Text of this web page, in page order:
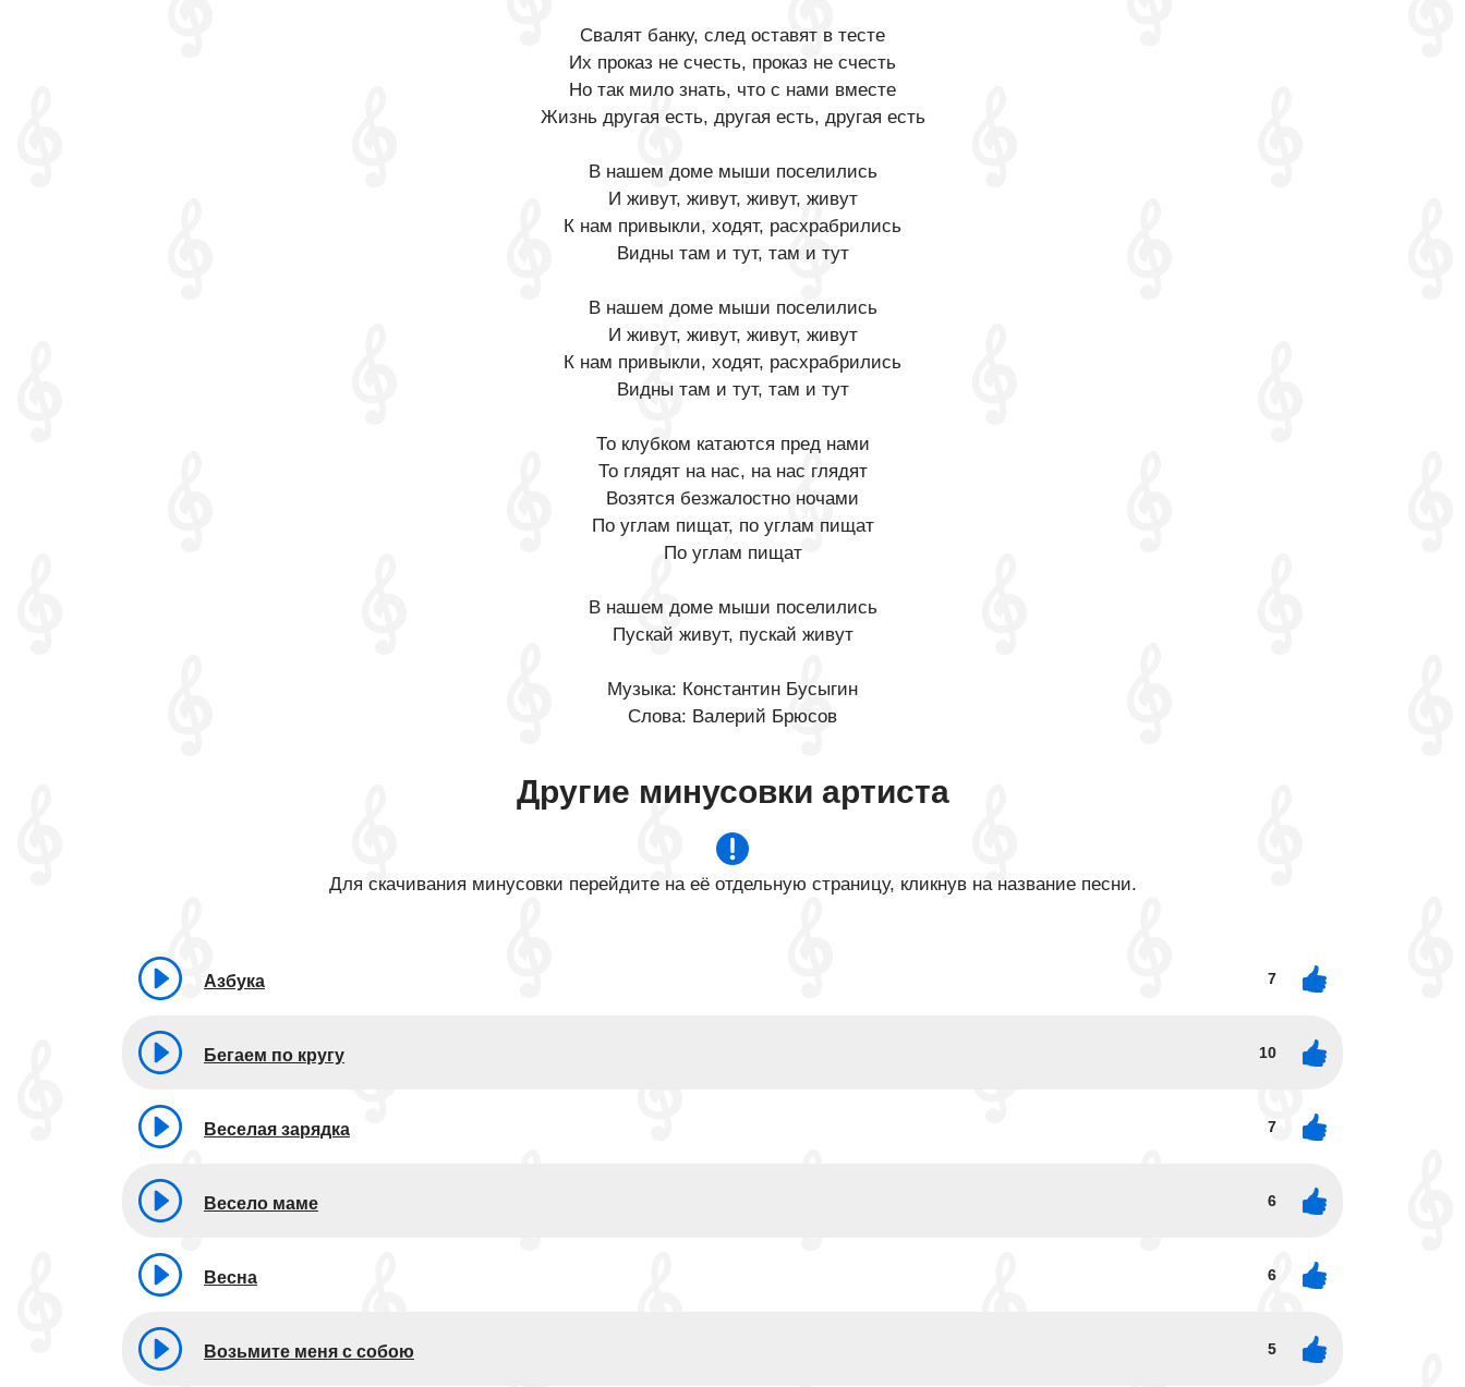
Свалят банку, след оставят в тесте
Их проказ не счесть, проказ не счесть
Но так мило знать, что с нами вместе
Жизнь другая есть, другая есть, другая есть
В нашем доме мыши поселились
И живут, живут, живут, живут
К нам привыкли, ходят, расхрабрились
Видны там и тут, там и тут
В нашем доме мыши поселились
И живут, живут, живут, живут
К нам привыкли, ходят, расхрабрились
Видны там и тут, там и тут
То клубком катаются пред нами
То глядят на нас, на нас глядят
Возятся безжалостно ночами
По углам пищат, по углам пищат
По углам пищат
В нашем доме мыши поселились
Пускай живут, пускай живут
Музыка: Константин Бусыгин
Слова: Валерий Брюсов
Другие минусовки артиста
Для скачивания минусовки перейдите на её отдельную страницу, кликнув на название песни.
Азбука 7
Бегаем по кругу 10
Веселая зарядка 7
Весело маме 6
Весна 6
Возьмите меня с собою 5